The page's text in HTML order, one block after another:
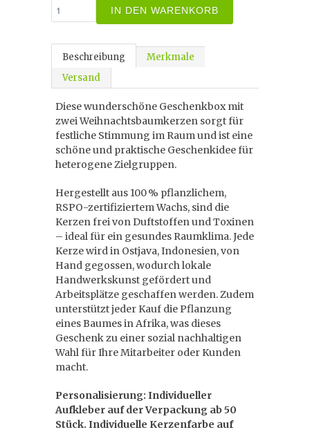
IN DEN WARENKORB
Beschreibung
Merkmale
Versand
Diese wunderschöne Geschenkbox mit
zwei Weihnachtsbaumkerzen sorgt für
festliche Stimmung im Raum und ist eine
schöne und praktische Geschenkidee für
heterogene Zielgruppen.
Hergestellt aus 100 % pflanzlichem,
RSPO-zertifiziertem Wachs, sind die
Kerzen frei von Duftstoffen und Toxinen
– ideal für ein gesundes Raumklima. Jede
Kerze wird in Ostjava, Indonesien, von
Hand gegossen, wodurch lokale
Handwerkskunst gefördert und
Arbeitsplätze geschaffen werden. Zudem
unterstützt jeder Kauf die Pflanzung
eines Baumes in Afrika, was dieses
Geschenk zu einer sozial nachhaltigen
Wahl für Ihre Mitarbeiter oder Kunden
macht.
Personalisierung: Individueller
Aufkleber auf der Verpackung ab 50
Stück. Individuelle Kerzenfarbe auf